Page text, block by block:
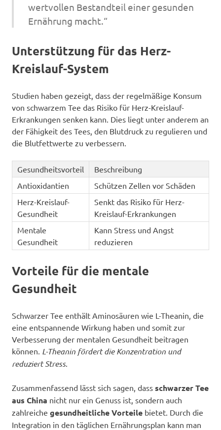
wertvollen Bestandteil einer gesunden
Ernährung macht.“
Unterstützung für das Herz-
Kreislauf-System
Studien haben gezeigt, dass der regelmäßige Konsum
von schwarzem Tee das Risiko für Herz-Kreislauf-
Erkrankungen senken kann. Dies liegt unter anderem an
der Fähigkeit des Tees, den Blutdruck zu regulieren und
die Blutfettwerte zu verbessern.
Gesundheitsvorteil
Beschreibung
Antioxidantien
Schützen Zellen vor Schäden
Herz-Kreislauf-
Gesundheit
Senkt das Risiko für Herz-
Kreislauf-Erkrankungen
Mentale
Gesundheit
Kann Stress und Angst
reduzieren
Vorteile für die mentale
Gesundheit
Schwarzer Tee enthält Aminosäuren wie L-Theanin, die
eine entspannende Wirkung haben und somit zur
Verbesserung der mentalen Gesundheit beitragen
können. L-Theanin fördert die Konzentration und
reduziert Stress.
Zusammenfassend lässt sich sagen, dass schwarzer Tee
aus China nicht nur ein Genuss ist, sondern auch
zahlreiche gesundheitliche Vorteile bietet. Durch die
Integration in den täglichen Ernährungsplan kann man